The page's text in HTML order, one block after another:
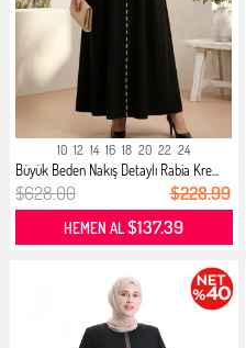
10 12 14 16 18 20 22 24
Büyük Beden Nakış Detaylı Rabia Kre...
$628.00 $228.99
HEMEN AL$137.39